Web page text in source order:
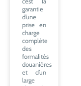
garantie
d’une
prise en
charge
complète
des
formalités
douanières
et d’un
large